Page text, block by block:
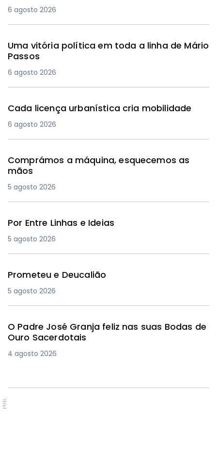
6 agosto 2026
Uma vitória política em toda a linha de Mário
Passos
6 agosto 2026
Cada licença urbanística cria mobilidade
6 agosto 2026
Comprámos a máquina, esquecemos as
mãos
5 agosto 2026
Por Entre Linhas e Ideias
5 agosto 2026
Prometeu e Deucalião
5 agosto 2026
O Padre José Granja feliz nas suas Bodas de
Ouro Sacerdotais
4 agosto 2026
PUB.